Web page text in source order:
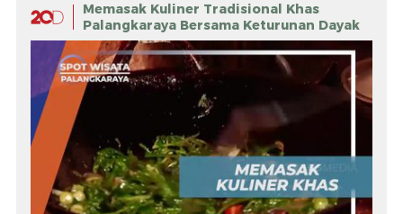
Memasak Kuliner Tradisional Khas
Palangkaraya Bersama Keturunan Dayak